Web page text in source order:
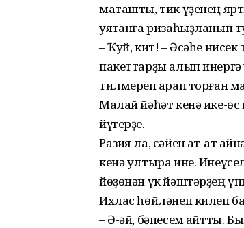
маташты, тик үҙенең
уятҡанға ризаһыҙланып
– Ҡуй, кит! – Әсәһе нисек
пакеттарҙы алып инергә
тилмереп ҡарап торған
Малай йәһәт кенә ике-
йүгерҙе.
Разия ла, сәйен ҡат-ҡат
кенә ултыра ине.
йөҙөнән үк йәштәрҙең
Ихлас һөйләнеп килеп
– Ә-әй, бәпесем ҡайтты.